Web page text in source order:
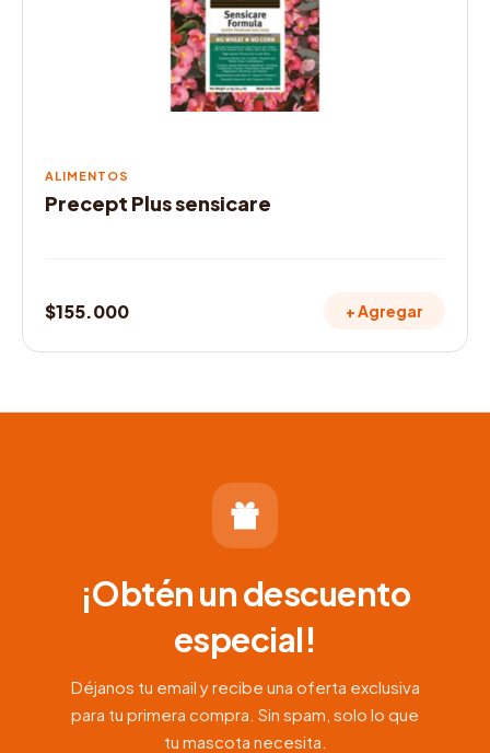
ALIMENTOS
Precept Plus sensicare
$155.000 + Agregar
¡Obtén un descuento
especial!
Déjanos tu email y recibe una oferta exclusiva
para tu primera compra. Sin spam, solo lo que
tu mascota necesita.